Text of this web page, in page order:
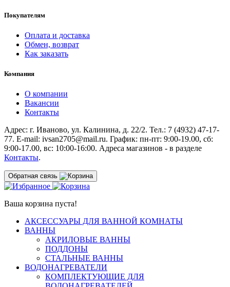
Покупателям
Оплата и доставка
Обмен, возврат
Как заказать
Компания
О компании
Вакансии
Контакты
Адрес: г. Иваново, ул. Калинина, д. 22/2. Тел.: 7 (4932) 47-17-
77. E-mail: ivsan2705@mail.ru. График: пн-пт: 9:00-19.00, сб:
9:00-17.00, вс: 10:00-16:00. Адреса магазинов - в разделе
Контакты.
Обратная связь
Ваша корзина пуста!
АКСЕССУАРЫ ДЛЯ ВАННОЙ КОМНАТЫ
ВАННЫ
АКРИЛОВЫЕ ВАННЫ
ПОДДОНЫ
СТАЛЬНЫЕ ВАННЫ
ВОДОНАГРЕВАТЕЛИ
КОМПЛЕКТУЮЩИЕ ДЛЯ